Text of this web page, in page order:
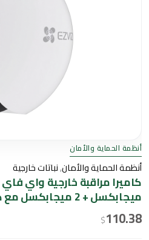
أنظمة الحماية والأمان
أنظمة الحماية والأمان,نباتات خارجية
ميجابكسل + 2 ميجابكسل مع كشف حركة – EZVIZ
$110.38